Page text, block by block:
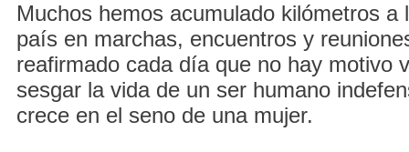
Muchos hemos acumulado kilómetros a
país en marchas, encuentros y
reafirmado cada día que no hay motivo
sesgar la vida de un ser humano
crece en el seno de una mujer.